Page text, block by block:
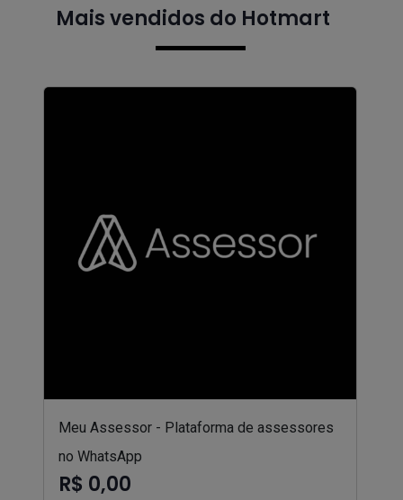
Mais vendidos do Hotmart
Meu Assessor - Plataforma de assessores
no WhatsApp
R$ 0,00